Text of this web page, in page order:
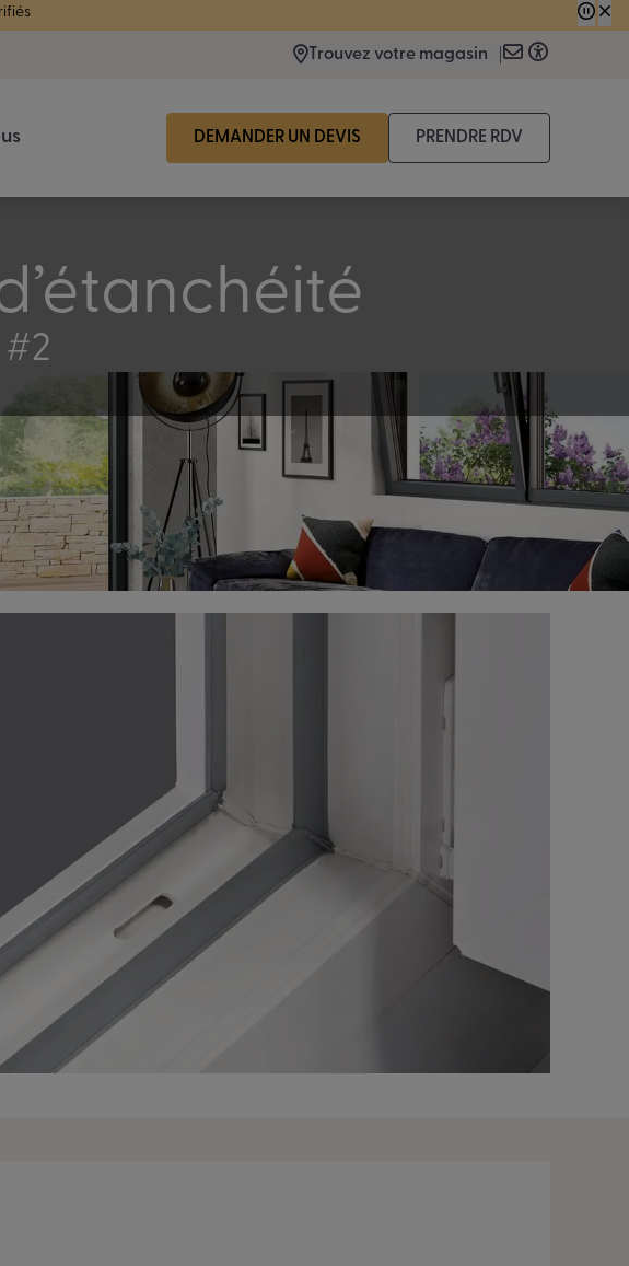
la 7ème année consécutive.
Trouvez votre magasin
DEMANDER UN DEVIS PRENDRE RDV